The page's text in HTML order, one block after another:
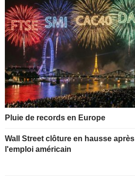
Pluie de records en Europe
Wall Street clôture en hausse après
l'emploi américain